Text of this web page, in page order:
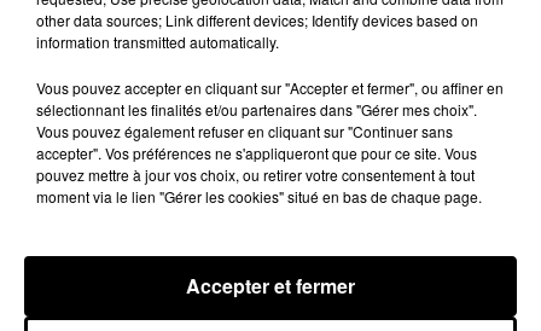
8 août 2026
LE COUDRAY - VENTE AUX ENCHÈRES :
Mardi 15 décembre à 10h00 à l'espace des ventes du
Coudray : vente aux enchères. TSF. Téléphones.
other data sources; Link different devices; Identify devices based on
information transmitted automatically.
Vous pouvez accepter en cliquant sur "Accepter et fermer", ou affiner en
sélectionnant les finalités et/ou partenaires dans "Gérer mes choix".
Vous pouvez également refuser en cliquant sur "Continuer sans
accepter". Vos préférences ne s'appliqueront que pour ce site. Vous
pouvez mettre à jour vos choix, ou retirer votre consentement à tout
moment via le lien "Gérer les cookies" situé en bas de chaque page.
Accepter et fermer